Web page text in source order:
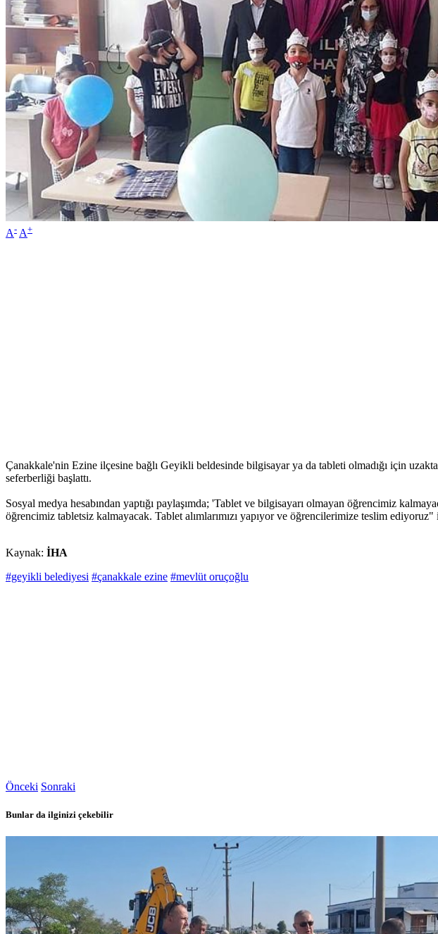
A- A+
Çanakkale'nin Ezine ilçesine bağlı Geyikli beldesinde bilgisayar ya da tableti olmadığı için
seferberliği başlattı.
Sosyal medya hesabından yaptığı paylaşımda; 'Tablet ve bilgisayarı olmayan öğrencimiz
öğrencimiz tabletsiz kalmayacak. Tablet alımlarımızı yapıyor ve öğrencilerimize teslim
Kaynak: İHA
#geyikli belediyesi #çanakkale ezine #mevlüt oruçoğlu
Önceki Sonraki
Bunlar da ilginizi çekebilir